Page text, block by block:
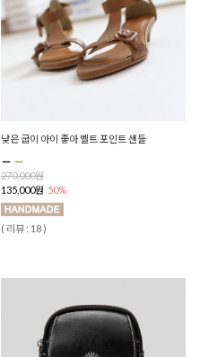
낮은 굽이 아이 좋아 벨트 포인트 샌들
270,000원
135,000원 50%
( 리뷰 : 18 )